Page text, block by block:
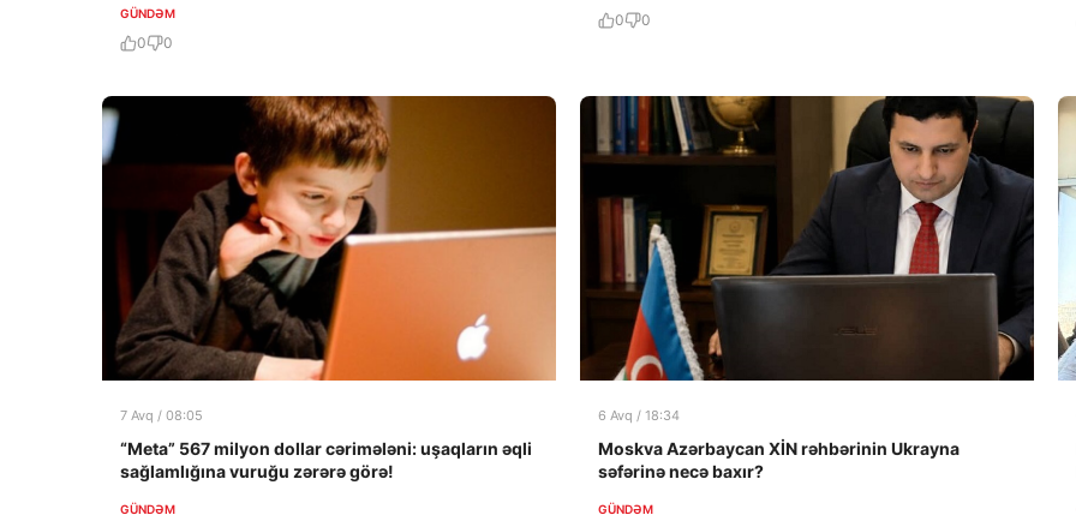
GÜNDƏM
0 0
0 0
7 Avq / 08:05
“Meta” 567 milyon dollar cərimələni: uşaqların əqli
sağlamlığına vuruğu zərərə görə!
GÜNDƏM
6 Avq / 18:34
Moskva Azərbaycan XİN rəhbərinin Ukrayna
səfərinə necə baxır?
GÜNDƏM